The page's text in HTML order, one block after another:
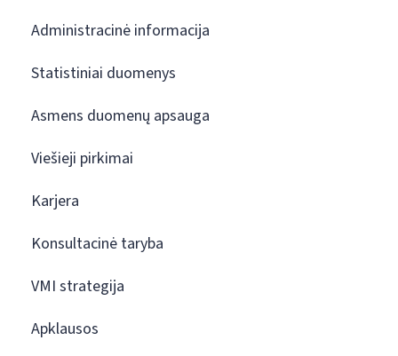
Administracinė informacija
Statistiniai duomenys
Asmens duomenų apsauga
Viešieji pirkimai
Karjera
Konsultacinė taryba
VMI strategija
Apklausos